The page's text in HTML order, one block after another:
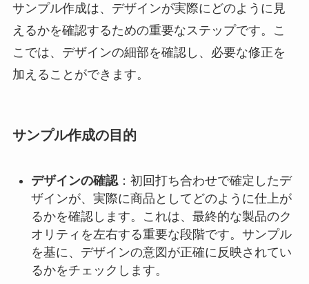
サンプル作成は、デザインが実際にどのように見
えるかを確認するための重要なステップです。こ
こでは、デザインの細部を確認し、必要な修正を
加えることができます。
サンプル作成の目的
デザインの確認：初回打ち合わせで確定したデ
ザインが、実際に商品としてどのように仕上が
るかを確認します。これは、最終的な製品のク
オリティを左右する重要な段階です。サンプル
を基に、デザインの意図が正確に反映されてい
るかをチェックします。